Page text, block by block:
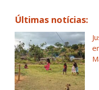
Últimas notícias: